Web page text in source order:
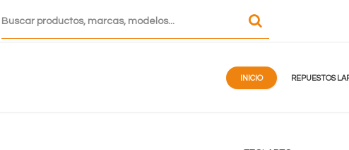
INICIO REPUESTOS